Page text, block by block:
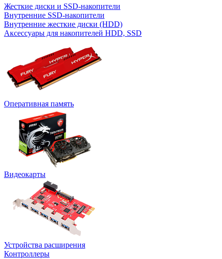
Жесткие диски и SSD-накопители
Внутренние SSD-накопители
Внутренние жесткие диски (HDD)
Аксессуары для накопителей HDD, SSD
Оперативная память
Видеокарты
Устройства расширения
Контроллеры